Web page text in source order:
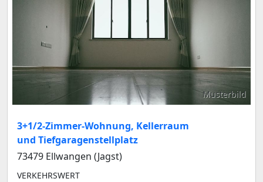
Musterbild
3+1/2-Zimmer-Wohnung, Kellerraum
und Tiefgaragenstellplatz
73479 Ellwangen (Jagst)
VERKEHRSWERT